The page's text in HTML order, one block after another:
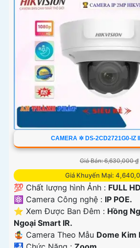
CAMERA ✲ DS-2CD2721G0-IZ
Giá Bán: 6,630,000 ₫
Giá Khuyến Mại:
💯 Chất lượng hình Ảnh : FULL
⚛️ Camera Công nghệ : IP POE.
⭐ Xem Được Ban Đêm : Hồng
Ngoại Smart IR.
🤹 Camera Theo Mẫu Dome Kim